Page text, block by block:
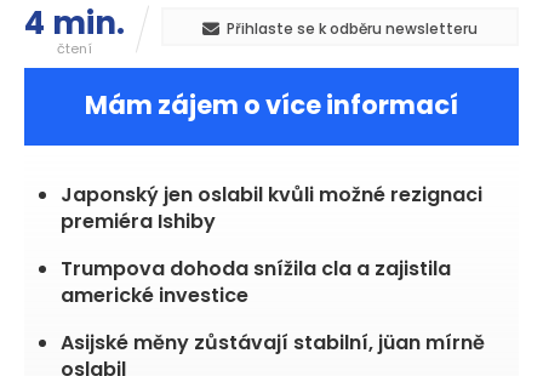
4 min.
čtení
Přihlaste se k odběru newsletteru
Mám zájem o více informací
Japonský jen oslabil kvůli možné rezignaci
premiéra Ishiby
Trumpova dohoda snížila cla a zajistila
americké investice
Asijské měny zůstávají stabilní, jüan mírně
oslabil